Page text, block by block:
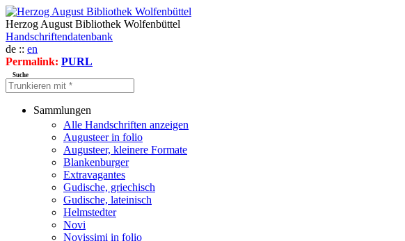
Herzog August Bibliothek Wolfenbüttel
Handschriftendatenbank
de :: en
Permalink: PURL
Suche
Sammlungen
Alle Handschriften anzeigen
Augusteer in folio
Augusteer, kleinere Formate
Blankenburger
Extravagantes
Gudische, griechisch
Gudische, lateinisch
Helmstedter
Novi
Novissimi in folio